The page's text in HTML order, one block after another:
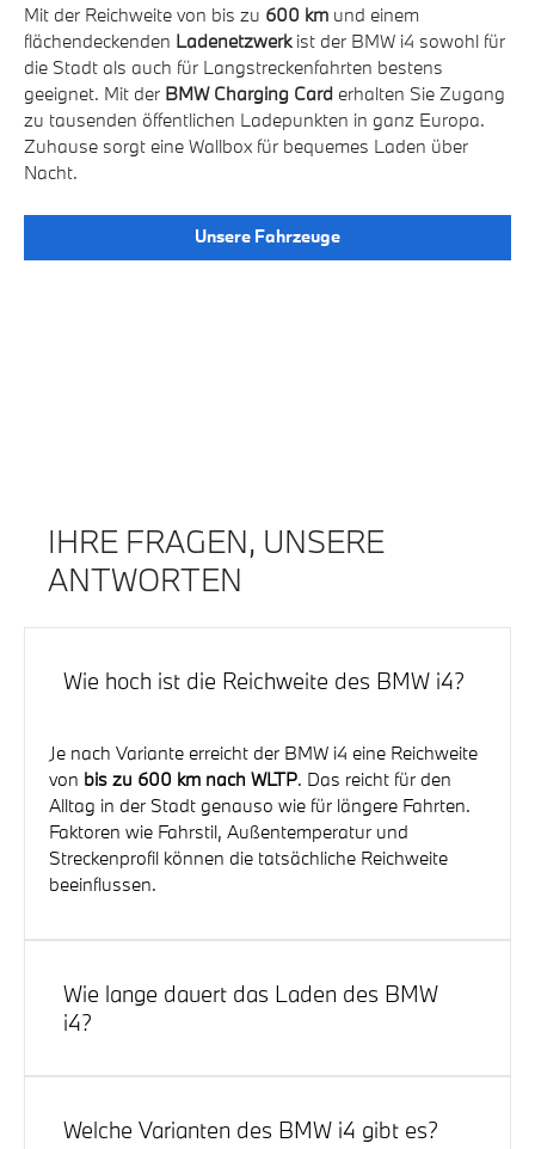
Mit der Reichweite von bis zu 600 km und einem
flächendeckenden Ladenetzwerkist der BMW i4 sowohl für
die Stadt als auch für Langstreckenfahrten bestens
geeignet. Mit der BMW Charging Card erhalten Sie Zugang
zu tausenden öffentlichen Ladepunkten in ganz Europa.
Zuhause sorgt eine Wallbox für bequemes Laden über
Nacht.
Unsere Fahrzeuge
IHRE FRAGEN, UNSERE
ANTWORTEN
Wie hoch ist die Reichweite des BMW i4?
Je nach Variante erreicht der BMW i4 eine Reichweite
von bis zu 600 km nach WLTP. Das reicht für den
Alltag in der Stadt genauso wie für längere Fahrten.
Faktoren wie Fahrstil, Außentemperatur und
Streckenprofil können die tatsächliche Reichweite
beeinflussen.
Wie lange dauert das Laden des BMW
i4?
10 Minuten bis zu 164 km Reichweite nach. An einer
Welche Varianten des BMW i4 gibt es?